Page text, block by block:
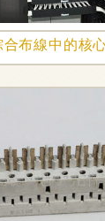
布線中的核